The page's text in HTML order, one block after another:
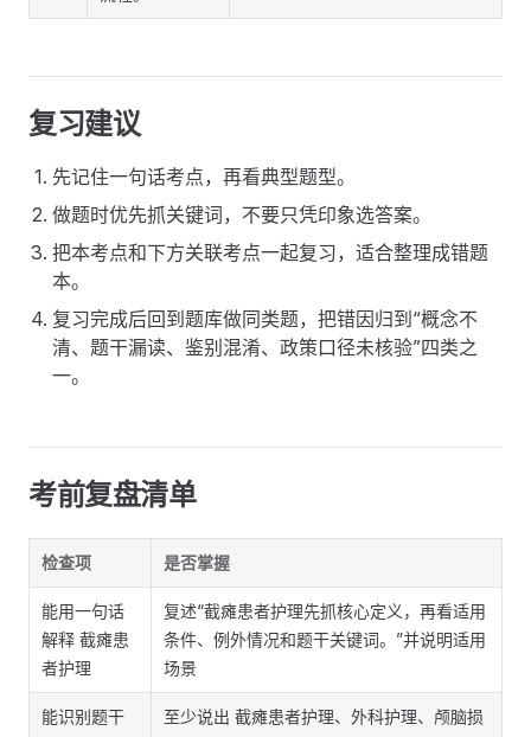
复习建议
先记住一句话考点，再看典型题型。
做题时优先抓关键词，不要只凭印象选答案。
把本考点和下方关联考点一起复习，适合整理成错题
本。
复习完成后回到题库做同类题，把错因归到“概念不
清、题干漏读、鉴别混淆、政策口径未核验”四类之
一。
考前复盘清单
检查项 是否掌握
能用一句话
解释 截瘫患
者护理
复述“截瘫患者护理先抓核心定义，再看适用
条件、例外情况和题干关键词。”并说明适用
场景
能识别题干
至少说出 截瘫患者护理、外科护理、颅脑损